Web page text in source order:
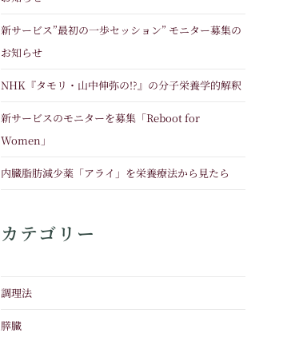
新サービス”最初の一歩セッション” モニター募集の
お知らせ
NHK『タモリ・山中伸弥の!?』の分子栄養学的解釈
新サービスのモニターを募集「Reboot for
Women」
内臓脂肪減少薬「アライ」を栄養療法から見たら
カテゴリー
調理法
膵臓